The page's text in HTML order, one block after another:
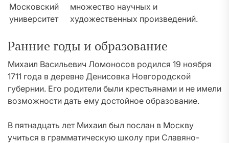
Московский
университет
множество научных и
художественных произведений.
Ранние годы и образование
Михаил Васильевич Ломоносов родился 19 ноября
1711 года в деревне Денисовка Новгородской
губернии. Его родители были крестьянами и не имели
возможности дать ему достойное образование.
В пятнадцать лет Михаил был послан в Москву
учиться в грамматическую школу при Славяно-